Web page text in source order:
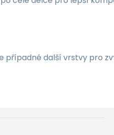
případné další vrstvy pro